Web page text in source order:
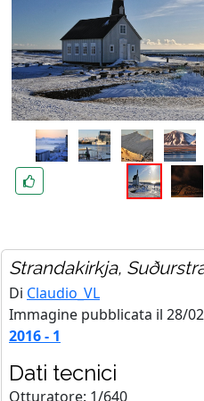
Strandakirkja,
Di Claudio_VL
Immagine pubblicata il 28/
2016 - 1
Dati tecnici
Otturatore: 1/640